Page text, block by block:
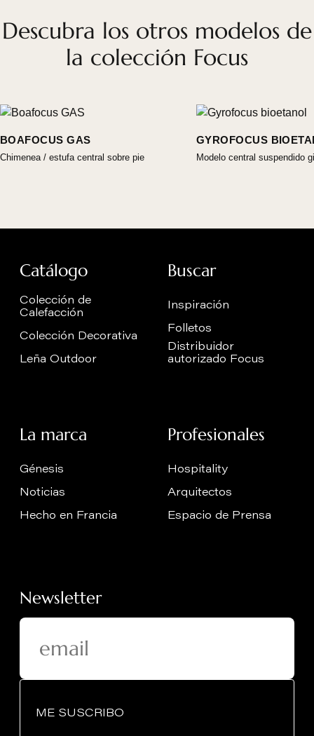
Descubra los otros modelos de
la colección Focus
BOAFOCUS GAS
Chimenea / estufa central sobre pie
GYROFOCUS
Modelo central suspendido
Catálogo
Colección de
Calefacción
Colección Decorativa
Leña Outdoor
Buscar
Inspiración
Folletos
Distribuidor
autorizado Focus
La marca
Génesis
Noticias
Hecho en Francia
Profesionales
Hospitality
Arquitectos
Espacio de Prensa
Newsletter
ME SUSCRIBO